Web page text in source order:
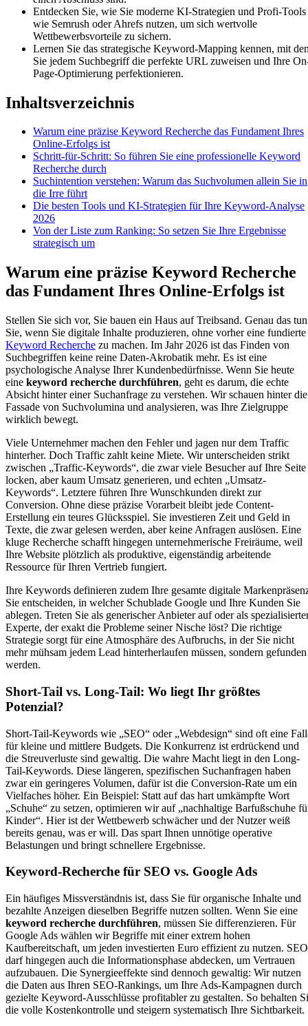
Entdecken Sie, wie Sie moderne KI-Strategien und Profi-Tools
wie Semrush oder Ahrefs nutzen, um sich wertvolle
Wettbewerbsvorteile zu sichern.
Lernen Sie das strategische Keyword-Mapping kennen, mit
Sie jedem Suchbegriff die perfekte URL zuweisen und Ihre
Page-Optimierung perfektionieren.
Inhaltsverzeichnis
Warum eine präzise Keyword Recherche das Fundament Ihres
Online-Erfolgs ist
Schritt-für-Schritt: So führen Sie eine professionelle Keyword
Recherche durch
Suchintention verstehen: Warum das Suchvolumen allein Sie in
die Irre führt
Die besten Tools und KI-Strategien für Ihre Keyword-Analyse
2026
Von der Liste zum Ranking: So setzen Sie Ihre Ergebnisse
strategisch um
Warum eine präzise Keyword Recherche
das Fundament Ihres Online-Erfolgs ist
Stellen Sie sich vor, Sie bauen ein Haus auf Treibsand. Genau das tun
Sie, wenn Sie digitale Inhalte produzieren, ohne vorher eine fundierte
Keyword Recherche zu machen. Im Jahr 2026 ist das Finden von
Suchbegriffen keine reine Daten-Akrobatik mehr. Es ist eine
psychologische Analyse Ihrer Kundenbedürfnisse. Wenn Sie heute
eine keyword recherche durchführen, geht es darum, die echte
Absicht hinter einer Suchanfrage zu verstehen. Wir schauen hinter die
Fassade von Suchvolumina und analysieren, was Ihre Zielgruppe
wirklich bewegt.
Viele Unternehmer machen den Fehler und jagen nur dem Traffic
hinterher. Doch Traffic zahlt keine Miete. Wir unterscheiden strikt
zwischen „Traffic-Keywords“, die zwar viele Besucher auf Ihre Seite
locken, aber kaum Umsatz generieren, und echten „Umsatz-
Keywords“. Letztere führen Ihre Wunschkunden direkt zur
Conversion. Ohne diese präzise Vorarbeit bleibt jede Content-
Erstellung ein teures Glücksspiel. Sie investieren Zeit und Geld in
Texte, die zwar gelesen werden, aber keine Anfragen auslösen. Eine
kluge Recherche schafft hingegen unternehmerische Freiräume, weil
Ihre Website plötzlich als produktive, eigenständig arbeitende
Ressource für Ihren Vertrieb fungiert.
Ihre Keywords definieren zudem Ihre gesamte digitale
Sie entscheiden, in welcher Schublade Google und Ihre Kunden Sie
ablegen. Treten Sie als generischer Anbieter auf oder als
Experte, der exakt die Probleme seiner Nische löst? Die richtige
Strategie sorgt für eine Atmosphäre des Aufbruchs, in der Sie nicht
mehr mühsam jedem Lead hinterherlaufen müssen, sondern gefunden
werden.
Short-Tail vs. Long-Tail: Wo liegt Ihr größtes
Potenzial?
Short-Tail-Keywords wie „SEO“ oder „Webdesign“ sind oft eine
für kleine und mittlere Budgets. Die Konkurrenz ist erdrückend und
die Streuverluste sind gewaltig. Die wahre Macht liegt in den Long-
Tail-Keywords. Diese längeren, spezifischen Suchanfragen haben
zwar ein geringeres Volumen, dafür ist die Conversion-Rate um ein
Vielfaches höher. Ein Beispiel: Statt auf das hart umkämpfte Wort
„Schuhe“ zu setzen, optimieren wir auf „nachhaltige Barfußschuhe
Kinder“. Hier ist der Wettbewerb schwächer und der Nutzer weiß
bereits genau, was er will. Das spart Ihnen unnötige operative
Belastungen und bringt schnellere Ergebnisse.
Keyword-Recherche für SEO vs. Google Ads
Ein häufiges Missverständnis ist, dass Sie für organische Inhalte und
bezahlte Anzeigen dieselben Begriffe nutzen sollten. Wenn Sie eine
keyword recherche durchführen, müssen Sie differenzieren. Für
Google Ads wählen wir Begriffe mit einer extrem hohen
Kaufbereitschaft, um jeden investierten Euro effizient zu nutzen. SEO
darf hingegen auch die Informationsphase abdecken, um Vertrauen
aufzubauen. Die Synergieeffekte sind dennoch gewaltig: Wir nutzen
die Daten aus Ihren SEO-Rankings, um Ihre Ads-Kampagnen durch
gezielte Keyword-Ausschlüsse profitabler zu gestalten. So behalten
die volle Kostenkontrolle und steigern systematisch Ihre Sichtbarkeit.